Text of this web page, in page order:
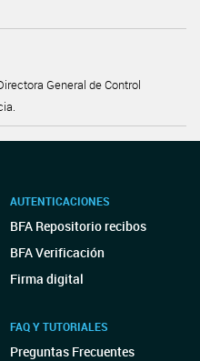
General de Control
AUTENTICACIONES
BFA Repositorio recibos
BFA Verificación
Firma digital
FAQ Y TUTORIALES
Preguntas Frecuentes